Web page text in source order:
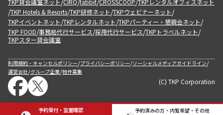
予約受付・空室確認 予約済みの方・内覧希望・その他
/TKP Hotels & Resorts/TKP研修ネット/TKPウェビナーネット/
TKPイベントネット/TKPレンタルネット/TKPパーティー・懇親会ネット/
TKP FOOD/事務局代行サービス/採用代行サービス/TKPトラベルネット/
TKPスター貸会議室
利用規約・キャンセルポリシー/プライバシーポリシー/ソーシャルメディアガイドライン/
運営会社/グループ企業/物件募集
(C) TKP Corporation